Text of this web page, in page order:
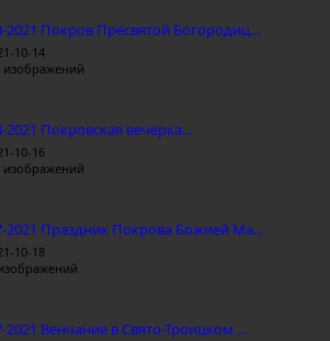
2021 Покров Пресвятой Богородиц...
10-14
изображений
2021 Покровская вечёрка...
10-16
изображений
2021 Праздник Покрова Божией Ма...
10-18
2021 Венчание в Свято-Троицком ...